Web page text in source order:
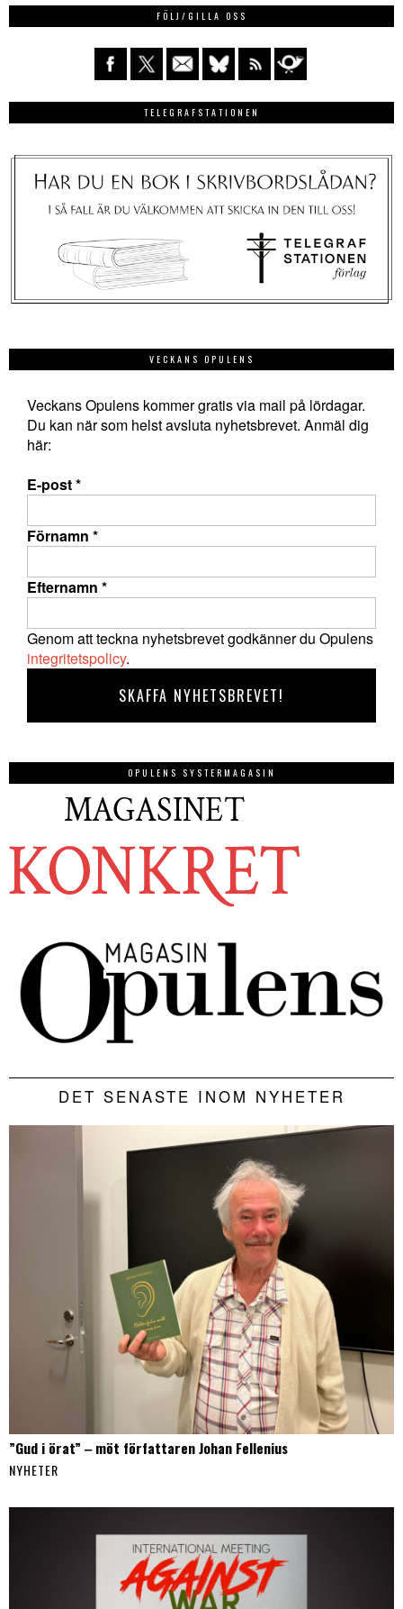
FÖLJ/GILLA OSS
TELEGRAFSTATIONEN
VECKANS OPULENS
Veckans Opulens kommer gratis via mail på lördagar.
Du kan när som helst avsluta nyhetsbrevet. Anmäl dig
här:
E-post*
Förnamn *
Efternamn *
Genom att teckna nyhetsbrevet godkänner du Opulens
integritetspolicy.
OPULENS SYSTERMAGASIN
DET SENASTE INOM NYHETER
”Gud i örat” ‒ möt författaren Johan Fellenius
NYHETER